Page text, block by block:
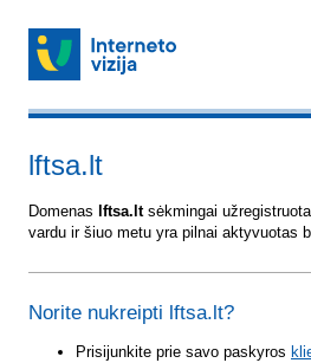
lftsa.lt
Domenas lftsa.ltsėkmingai
vardu ir šiuo metu yra pilnai aktyvuotas
Norite nukreipti lftsa.lt?
Prisijunkite prie savo paskyros